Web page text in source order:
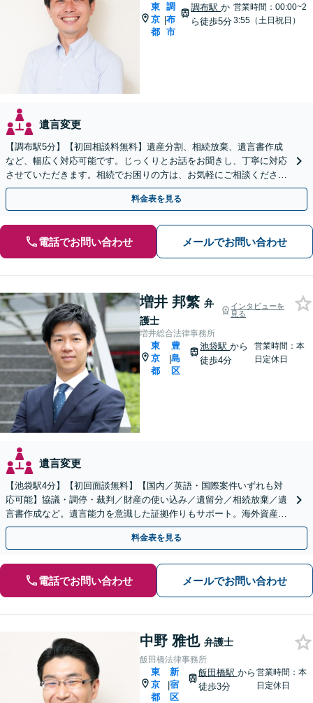
東
京
都
|
調
布
市
調布駅か
ら徒歩5分
営業時間：00:00~2
3:55（土日祝日）
遺言変更
【調布駅5分】【初回相談料無料】遺産分割、相続放棄、遺言書作成
など、幅広く対応可能です。じっくりとお話をお聞きし、丁寧に対応
させていただきます。相続でお困りの方は、お気軽にご相談くださ
い。【電話相談可】
料金表を見る
電話でお問い合わせ メールでお問い合わせ
増井 邦繁 弁
護士
インタビューを
見る
増井総合法律事務所
東
京
都
|
豊
島
区
池袋駅から
徒歩4分
営業時間：本
日定休日
遺言変更
【池袋駅4分】【初回面談無料】【国内／英語・国際案件いずれも対
応可能】協議・調停・裁判／財産の使い込み／遺留分／相続放棄／遺
言書作成など。遺言能力を意識した証拠作りもサポート。海外資産や
相続人が外国籍の場合もご相談を。【留学経験あり】
料金表を見る
電話でお問い合わせ メールでお問い合わせ
中野 雅也 弁護士
飯田橋法律事務所
東
京
都
|
新
宿
区
飯田橋駅 から
徒歩3分
営業時間：本
日定休日